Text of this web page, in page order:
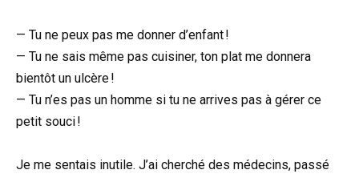
— Tu ne peux pas me donner d’enfant !
— Tu ne sais même pas cuisiner, ton plat me donnera
bientôt un ulcère !
— Tu n’es pas un homme si tu ne arrives pas à gérer ce
petit souci !
Je me sentais inutile. J’ai cherché des médecins, passé